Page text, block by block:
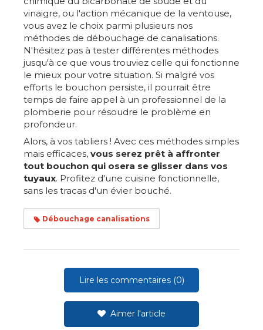
vinaigre, ou l'action mécanique de la ventouse,
vous avez le choix parmi plusieurs nos
méthodes de débouchage de canalisations.
N'hésitez pas à tester différentes méthodes
jusqu'à ce que vous trouviez celle qui fonctionne
le mieux pour votre situation. Si malgré vos
efforts le bouchon persiste, il pourrait être
temps de faire appel à un professionnel de la
plomberie pour résoudre le problème en
profondeur.
Alors, à vos tabliers ! Avec ces méthodes simples
mais efficaces, vous serez prêt à affronter
tout bouchon qui osera se glisser dans vos
tuyaux. Profitez d'une cuisine fonctionnelle,
sans les tracas d'un évier bouché.
Débouchage canalisations
Lire les commentaires (0)
Aimer l'article